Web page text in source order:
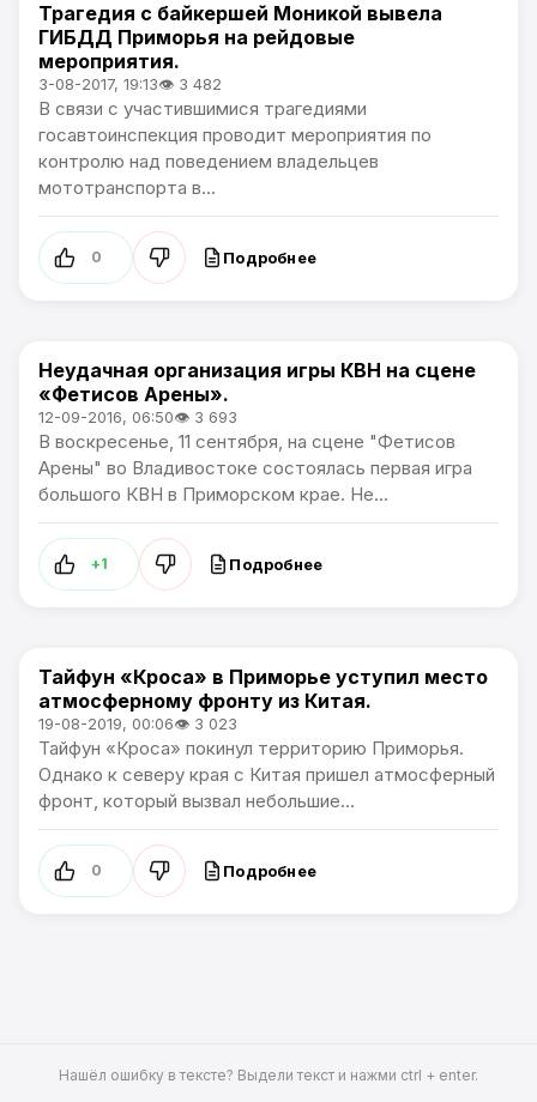
Новости Приморского края
Трагедия с байкершей Моникой вывела
ГИБДД Приморья на рейдовые
мероприятия.
3-08-2017, 19:13👁 3 482
В связи с участившимися трагедиями
госавтоинспекция проводит мероприятия по
контролю над поведением владельцев
мототранспорта в...
0 Подробнее
Новости Приморского края
Неудачная организация игры КВН на сцене
«Фетисов Арены».
12-09-2016, 06:50👁 3 693
В воскресенье, 11 сентября, на сцене "Фетисов
Арены" во Владивостоке состоялась первая игра
большого КВН в Приморском крае. Не...
+1 Подробнее
Новости Приморского края
Тайфун «Кроса» в Приморье уступил место
атмосферному фронту из Китая.
19-08-2019, 00:06👁 3 023
Тайфун «Кроса» покинул территорию Приморья.
Однако к северу края с Китая пришел атмосферный
фронт, который вызвал небольшие...
0 Подробнее
Нашёл ошибку в тексте? Выдели текст и нажми ctrl + enter.